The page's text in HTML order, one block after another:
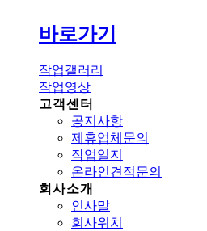
바로가기
작업갤러리
작업영상
고객센터
공지사항
제휴업체문의
작업일지
온라인견적문의
회사소개
인사말
회사위치